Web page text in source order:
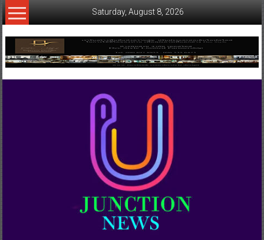
Skip
to
Saturday, August 8, 2026
www.ujunctionnews.com
เว็บ
ข่าว